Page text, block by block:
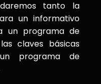
tanto la
un informativo
un programa de
claves básicas
programa de